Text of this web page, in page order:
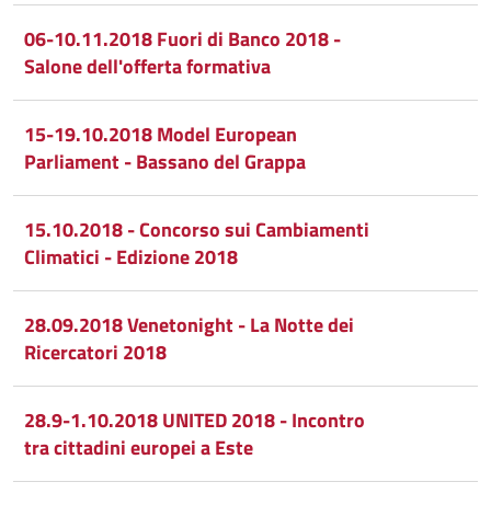
06-10.11.2018 Fuori di Banco 2018 -
Salone dell'offerta formativa
15-19.10.2018 Model European
Parliament - Bassano del Grappa
15.10.2018 - Concorso sui Cambiamenti
Climatici - Edizione 2018
28.09.2018 Venetonight - La Notte dei
Ricercatori 2018
28.9-1.10.2018 UNITED 2018 - Incontro
tra cittadini europei a Este